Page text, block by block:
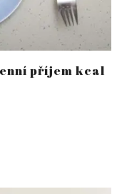
příjem kcal